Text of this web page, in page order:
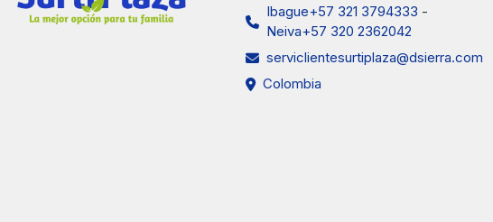
Ibague+57 321 3794333 -
Neiva+57 320 2362042
serviclientesurtiplaza@dsierra.com
Colombia